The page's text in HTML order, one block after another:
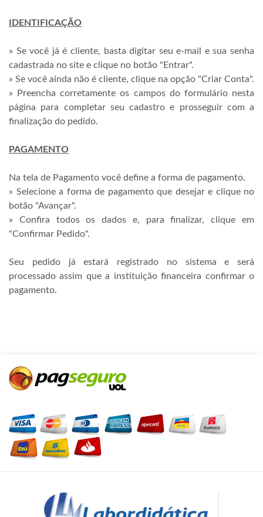
IDENTIFICAÇÃO
» Se você já é cliente, basta digitar seu e-mail e sua senha
cadastrada no site e clique no botão "Entrar".
» Se você ainda não é cliente, clique na opção "Criar Conta".
» Preencha corretamente os campos do formulário nesta
página para completar seu cadastro e prosseguir com a
finalização do pedido.
PAGAMENTO
Na tela de Pagamento você define a forma de pagamento.
» Selecione a forma de pagamento que desejar e clique no
botão "Avançar".
» Confira todos os dados e, para finalizar, clique em
"Confirmar Pedido".
Seu pedido já estará registrado no sistema e será
processado assim que a instituição financeira confirmar o
pagamento.